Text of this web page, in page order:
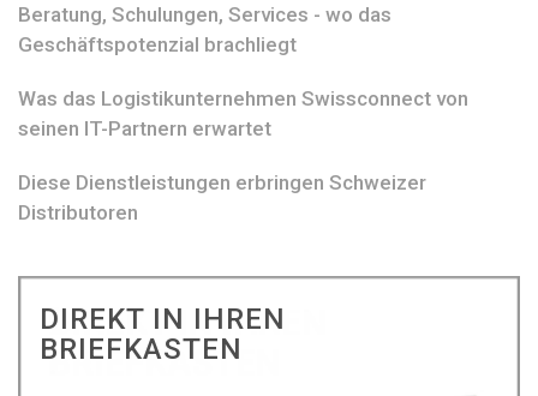
Beratung, Schulungen, Services - wo das
Geschäftspotenzial brachliegt
Was das Logistikunternehmen Swissconnect von
seinen IT-Partnern erwartet
Diese Dienstleistungen erbringen Schweizer
Distributoren
DIREKT IN IHREN
BRIEFKASTEN